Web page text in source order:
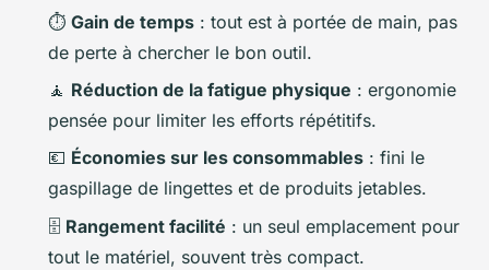
⏱️ Gain de temps : tout est à portée de main, pas
de perte à chercher le bon outil.
🧘 Réduction de la fatigue physique : ergonomie
pensée pour limiter les efforts répétitifs.
💶 Économies sur les consommables : fini le
gaspillage de lingettes et de produits jetables.
🗄️ Rangement facilité : un seul emplacement pour
tout le matériel, souvent très compact.